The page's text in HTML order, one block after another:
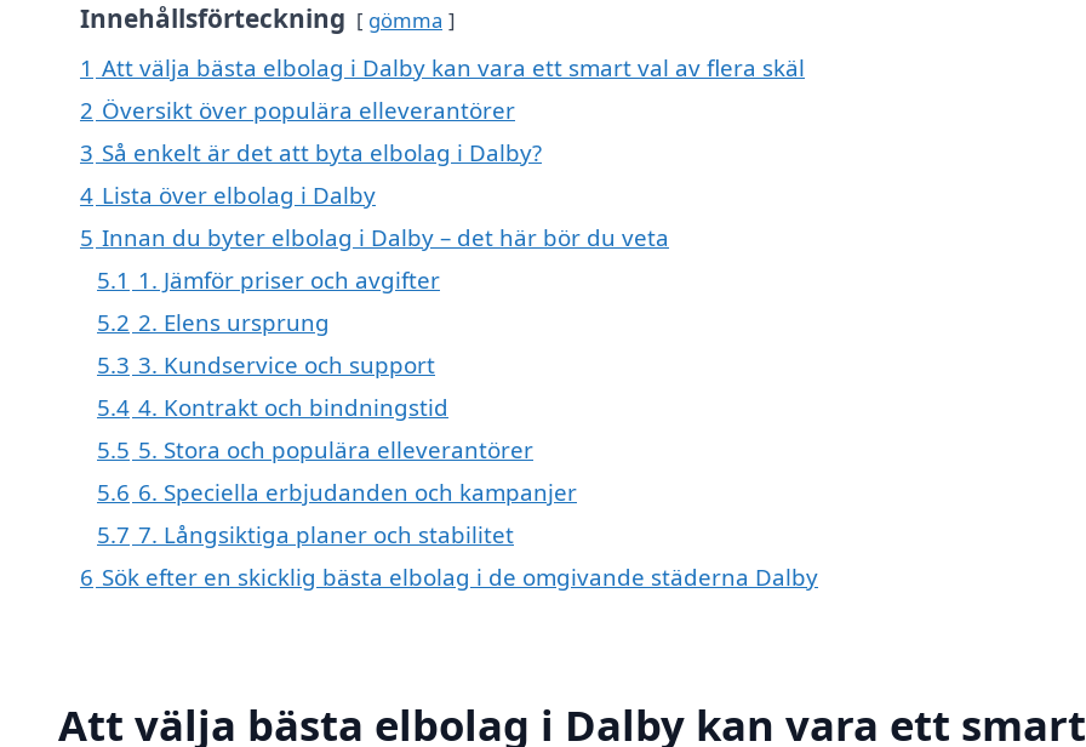
Innehållsförteckning gömma
1 Att välja bästa elbolag i Dalby kan vara ett smart val av flera skäl
2 Översikt över populära elleverantörer
3 Så enkelt är det att byta elbolag i Dalby?
4 Lista över elbolag i Dalby
5 Innan du byter elbolag i Dalby – det här bör du veta
5.1 1. Jämför priser och avgifter
5.2 2. Elens ursprung
5.3 3. Kundservice och support
5.4 4. Kontrakt och bindningstid
5.5 5. Stora och populära elleverantörer
5.6 6. Speciella erbjudanden och kampanjer
5.7 7. Långsiktiga planer och stabilitet
6 Sök efter en skicklig bästa elbolag i de omgivande städerna Dalby
Att välja bästa elbolag i Dalby kan vara ett smart